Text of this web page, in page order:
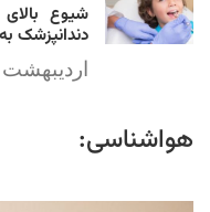
شیوع
دندانپزشک
اردیبهشت ۱۰, ۱۴۰۵
هواشناسی: